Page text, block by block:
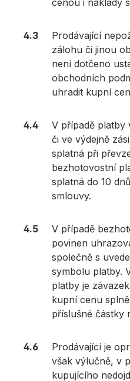
cenou i náklady
Prodávající
zálohu či jinou
není dotčeno
obchodních
uhradit kupní
V případě platby
či ve výdejně
splatná při
bezhotovostní
splatná do 10
smlouvy.
V případě
povinen
společně s
symbolu platby.
platby je
kupní cenu
příslušné částky
Prodávající je
však výlučně, v
kupujícího